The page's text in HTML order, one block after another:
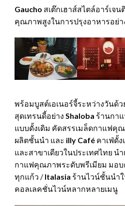
Gaucho สเต๊กเฮาส์สไตล์อาร์เจ
คุณภาพสูงในการปรุงอาหารอย่
พร้อมบูสต์เอเนอร์จี้ระหว่างวันด้
สุดเทรนดี้อย่าง Shaloba ร้านกา
แบบดั้งเดิม คัดสรรเมล็ดกาแฟคุ
ผลิตชั้นนำ และ illy Café คาเฟ่ดั้
และสาขาเดียวในประเทศไทย น
กาแฟคุณภาพระดับพรีเมียม มอ
ทุกแก้ว / Italasia ร้านไวน์ชั้นนำ
คอลเลคชั่นไวน์หลากหลายเมนู